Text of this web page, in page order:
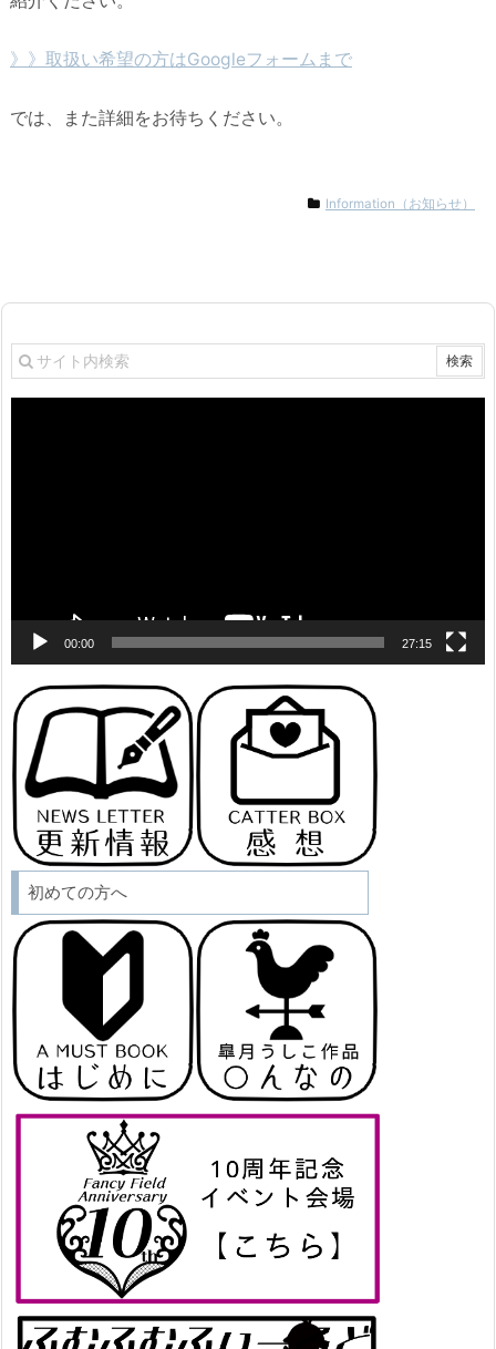
》》取扱い希望の方はGoogleフォームまで
では、また詳細をお待ちください。
Information（お知らせ）
00:00 27:15
初めての方へ